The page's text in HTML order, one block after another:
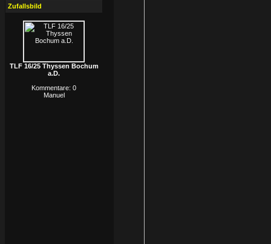
Zufallsbild
TLF 16/25 Thyssen Bochum
a.D.
Kommentare: 0
Manuel